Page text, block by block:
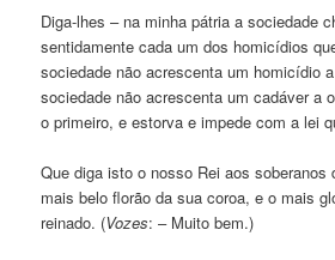
Diga-lhes – na minha pátria a sociedade
sentidamente cada um dos homicídios
sociedade não acrescenta um homicídio
sociedade não acrescenta um cadáver a
o primeiro, e estorva e impede com a lei
Que diga isto o nosso Rei aos soberanos
mais belo florão da sua coroa, e o mais
reinado. (Vozes: – Muito bem.)